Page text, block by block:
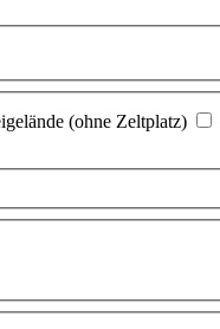
(ohne Zeltplatz)